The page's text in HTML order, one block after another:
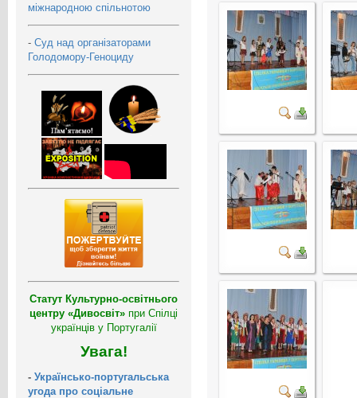
міжнародною спільнотою
- Суд над організаторами
Голодомору-Геноциду
Статут Культурно-освітнього
центру «Дивосвіт» при Спілці
українців у Португалії
Увага!
- Українсько-португальська
угода про соціальне